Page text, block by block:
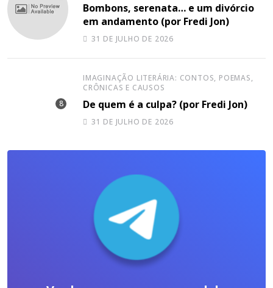
Bombons, serenata… e um divórcio
em andamento (por Fredi Jon)
31 DE JULHO DE 2026
IMAGINAÇÃO LITERÁRIA: CONTOS, POEMAS,
CRÔNICAS E CAUSOS
De quem é a culpa? (por Fredi Jon)
31 DE JULHO DE 2026